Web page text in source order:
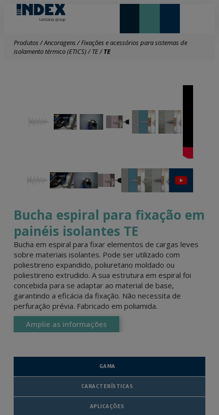
Produtos/Ancoragens/Fixações e acessórios para sistemas de
isolamento térmico (ETICS)/TE/TE
Bucha espiral para fixação em
painéis isolantes TE
Bucha em espiral para fixar elementos de cargas leves
sobre materiais isolantes. Pode ser utilizado com
poliestireno expandido, poliuretano moldado ou
poliestireno extrudido. A sua estrutura em espiral foi
concebida para se adaptar ao material de base,
garantindo a eficácia da fixação. Não necessita de
perfuração prévia. Fabricado em poliamida.
Amplie as informações
GAMA
CARACTERÍSTICAS
APLICAÇÕES